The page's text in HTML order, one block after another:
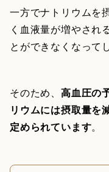
一方でナトリウムを
く血液量が増やされ
とができなくなって
そのため、 高血圧の
リウムには摂取量を
定められています。